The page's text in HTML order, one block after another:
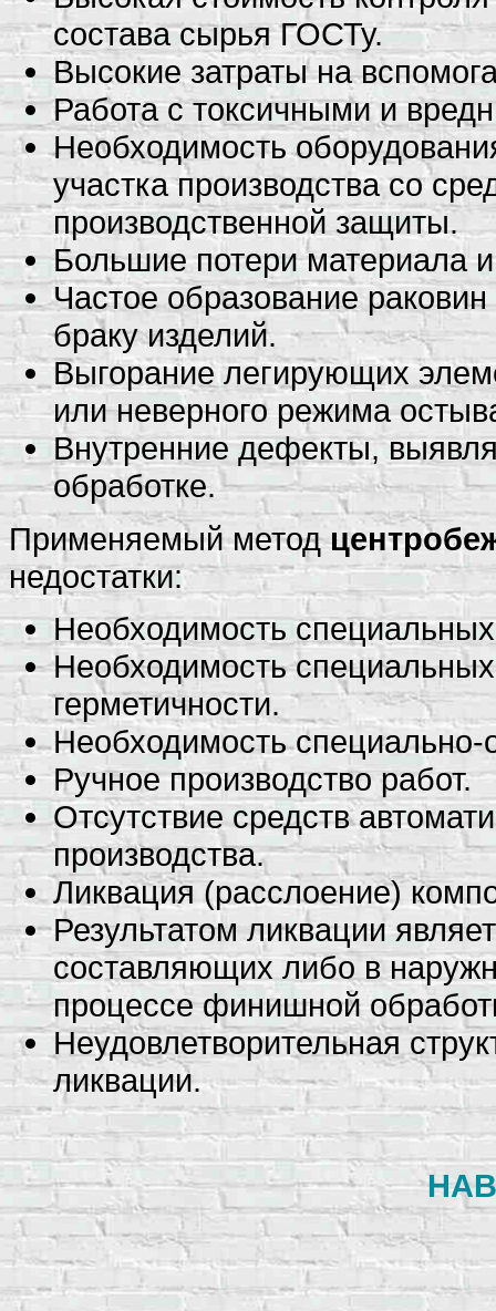
состава сырья ГОСТу.
Высокие затраты на
Работа с токсичными и
Необходимость
участка производства со
производственной защиты.
Большие потери материала
Частое образование
браку изделий.
Выгорание легирующих
или неверного режима
Внутренние дефекты,
обработке.
Применяемый метод
недостатки:
Необходимость
Необходимость
герметичности.
Необходимость специально-
Ручное производство работ.
Отсутствие средств
производства.
Ликвация (расслоение)
Результатом ликвации
составляющих либо в
процессе финишной
Неудовлетворительная
ликвации.